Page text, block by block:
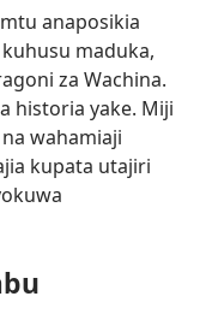
anaposikia
maduka,
za Wachina.
historia yake. Miji
wahamiaji
kupata utajiri